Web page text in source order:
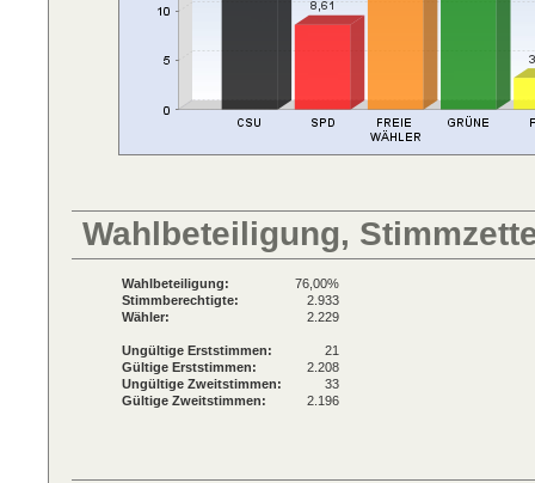
Wahlbeteiligung,
Wahlbeteiligung:
76,00%
Stimmberechtigte:
2.933
Wähler:
2.229
Ungültige Erststimmen:
21
Gültige Erststimmen:
2.208
Ungültige Zweitstimmen:
33
Gültige Zweitstimmen:
2.196